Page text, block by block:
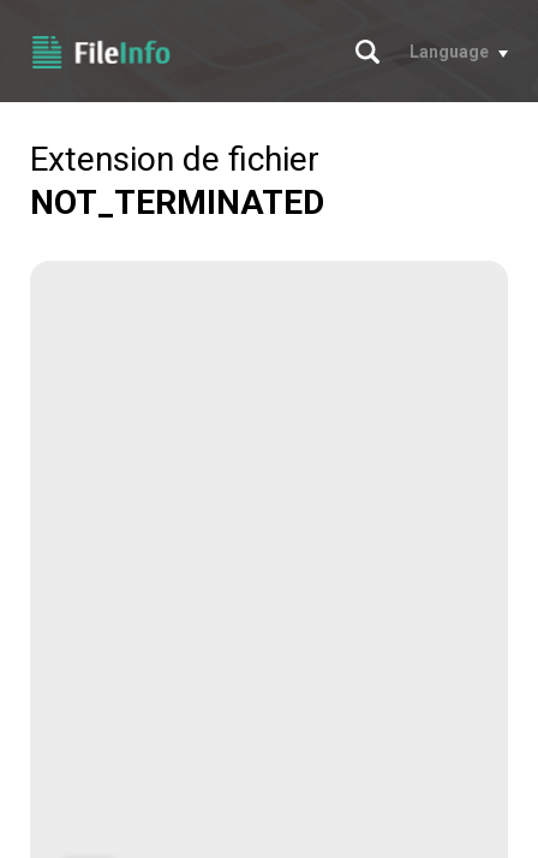
Chercher
Language
Extension de fichier
NOT_TERMINATED